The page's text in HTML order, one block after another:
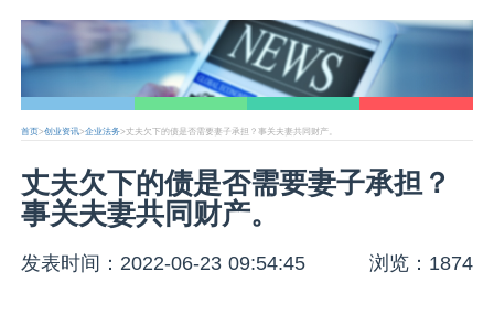
首页>创业资讯>企业法务>丈夫欠下的债是否需要妻子承担？事关夫妻共同财产。
丈夫欠下的债是否需要妻子承担？
事关夫妻共同财产。
发表时间：2022-06-23 09:54:45 浏览：1874